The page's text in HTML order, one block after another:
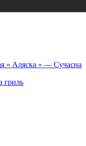
» Аляска » — Сучасна
гриль